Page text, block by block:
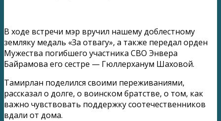
В ходе встречи мэр вручил нашему доблестному
земляку медаль «За отвагу», а также передал орден
Мужества погибшего участника СВО Энвера
Байрамова его сестре — Гюллерханум Шаховой.
Тамирлан поделился своими переживаниями,
рассказал о долге, о воинском братстве, о том, как
важно чувствовать поддержку соотечественников
вдали от дома.